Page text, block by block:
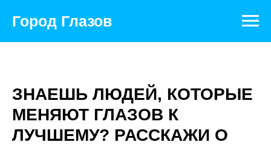
Город Глазов
ЗНАЕШЬ ЛЮДЕЙ, КОТОРЫЕ
МЕНЯЮТ ГЛАЗОВ К
ЛУЧШЕМУ? РАССКАЖИ О